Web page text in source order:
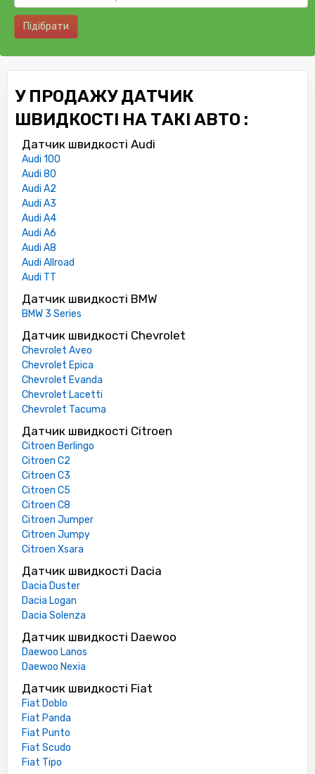
Підібрати
У ПРОДАЖУ ДАТЧИК
ШВИДКОСТІ НА ТАКІ АВТО :
Датчик швидкості Audi
Audi 100
Audi 80
Audi A2
Audi A3
Audi A4
Audi A6
Audi A8
Audi Allroad
Audi TT
Датчик швидкості BMW
BMW 3 Series
Датчик швидкості Chevrolet
Chevrolet Aveo
Chevrolet Epica
Chevrolet Evanda
Chevrolet Lacetti
Chevrolet Tacuma
Датчик швидкості Citroen
Citroen Berlingo
Citroen C2
Citroen C3
Citroen C5
Citroen C8
Citroen Jumper
Citroen Jumpy
Citroen Xsara
Датчик швидкості Dacia
Dacia Duster
Dacia Logan
Dacia Solenza
Датчик швидкості Daewoo
Daewoo Lanos
Daewoo Nexia
Датчик швидкості Fiat
Fiat Doblo
Fiat Panda
Fiat Punto
Fiat Scudo
Fiat Tipo